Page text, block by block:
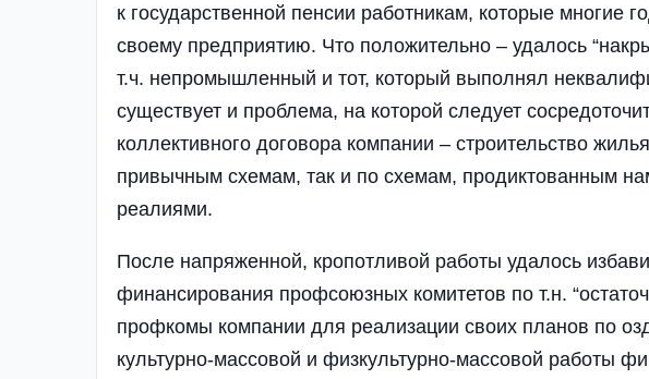
к государственной пенсии работникам, которые многие
своему предприятию. Что положительно – удалось
т.ч. непромышленный и тот, который выполнял
существует и проблема, на которой следует
коллективного договора компании – строительство
привычным схемам, так и по схемам, продиктованным
реалиями.
После напряженной, кропотливой работы удалось
финансирования профсоюзных комитетов по т.н.
профкомы компании для реализации своих планов по
культурно-массовой и физкультурно-массовой работы